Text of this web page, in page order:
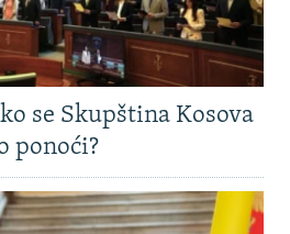
se Skupština Kosova
ponoći?